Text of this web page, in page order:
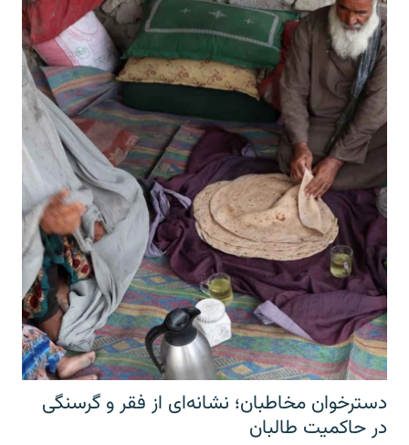
دسترخوان مخاطبان؛ نشانه‌ای از فقر و گرسنگی
در حاکمیت طالبان